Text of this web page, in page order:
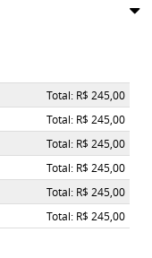
Total: R$ 245,00
Total: R$ 245,00
Total: R$ 245,00
Total: R$ 245,00
Total: R$ 245,00
Total: R$ 245,00